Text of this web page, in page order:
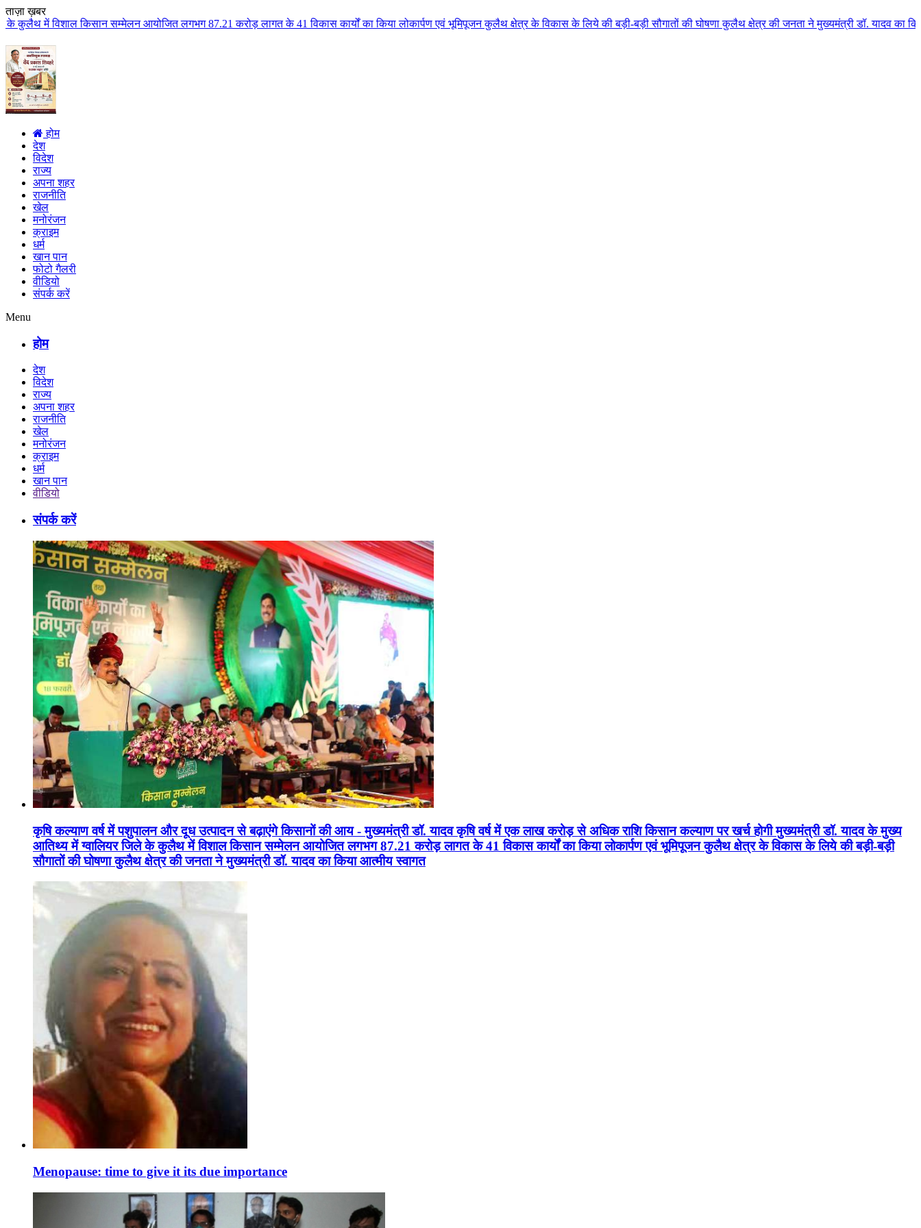
ताज़ा ख़बर
सम्मेलन आयोजित लगभग 87.21 करोड़ लागत के 41 विकास कार्यों का किया लोकार्पण एवं भूमिपूजन कुलैथ क्षेत्र के विकास के लिये की बड़ी-बड़ी सौगातों की घोषणा कुलैथ क्षेत्र की जनता ने मुख्यमंत्री डॉ. यादव का किया आत्मीय स्वागत
होम
देश
विदेश
राज्य
अपना शहर
राजनीति
खेल
मनोरंजन
क्राइम
धर्म
खान पान
फोटो गैलरी
वीडियो
संपर्क करें
Menu
होम
देश
विदेश
राज्य
अपना शहर
राजनीति
खेल
मनोरंजन
क्राइम
धर्म
खान पान
वीडियो
संपर्क करें
कृषि कल्याण वर्ष में पशुपालन और दूध उत्पादन से बढ़ाएंगे किसानों की आय - मुख्यमंत्री डॉ. यादव कृषि वर्ष में एक लाख करोड़ से अधिक राशि किसान कल्याण पर खर्च होगी मुख्यमंत्री डॉ. यादव के मुख्य
आतिथ्य में ग्वालियर जिले के कुलैथ में विशाल किसान सम्मेलन आयोजित लगभग 87.21 करोड़ लागत के 41 विकास कार्यों का किया लोकार्पण एवं भूमिपूजन कुलैथ क्षेत्र के विकास के लिये की बड़ी-बड़ी
सौगातों की घोषणा कुलैथ क्षेत्र की जनता ने मुख्यमंत्री डॉ. यादव का किया आत्मीय स्वागत
Menopause: time to give it its due importance